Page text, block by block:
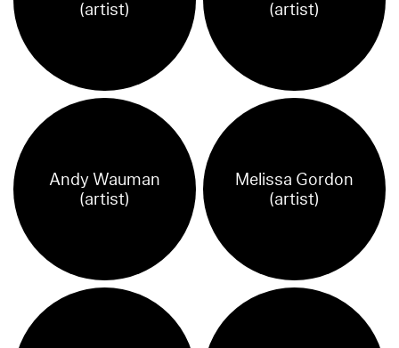
(artist)
(artist)
Andy Wauman
(artist)
Melissa Gordon
(artist)